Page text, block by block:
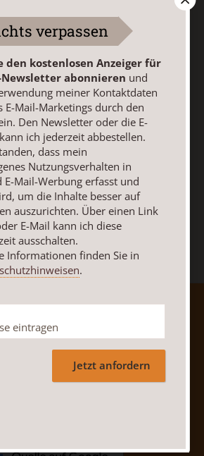
wird, um die Inhalte besser auf
Über einen Link in
kann ich diese Funktion jederzeit
finden Sie in unseren
.
Jetzt anmelden
Abo online kündigen
verpassen
den kostenlosen Anzeiger für
Newsletter abonnieren und
meiner Kontaktdaten
E-Mail-Marketings durch den
Den Newsletter oder die E-
ich jederzeit abbestellen.
dass mein
Nutzungsverhalten in
E-Mail-Werbung erfasst und
um die Inhalte besser auf
auszurichten. Über einen Link
E-Mail kann ich diese
ausschalten.
Informationen finden Sie in
.
Jetzt anfordern